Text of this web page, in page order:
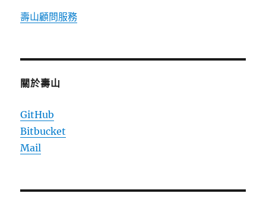
申
壽山顧問服務
關於壽山
GitHub
Bitbucket
Mail